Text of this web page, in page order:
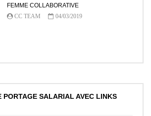
FEMME COLLABORATIVE
CC TEAM
04/03/2019
PORTAGE SALARIAL AVEC LINKS